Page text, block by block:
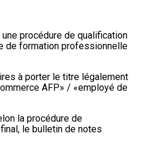
procédure de qualification
de formation professionnelle
à porter le titre légalement
AFP» / «employé de
la procédure de
le bulletin de notes